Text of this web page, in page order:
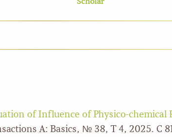
Scholar
of Influence of Physico-chemical
A: Basics, № 38, Т 4, 2025. С